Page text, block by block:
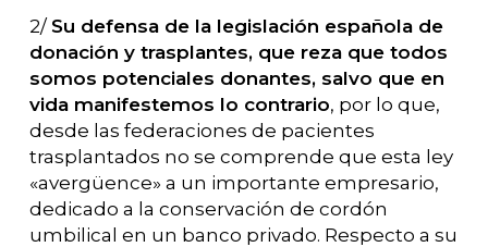
2/ Su defensa de la legislación española de
donación y trasplantes, que reza que todos
somos potenciales donantes, salvo que en
vida manifestemos lo contrario, por lo que,
desde las federaciones de pacientes
trasplantados no se comprende que esta ley
«avergüence» a un importante empresario,
dedicado a la conservación de cordón
umbilical en un banco privado. Respecto a su